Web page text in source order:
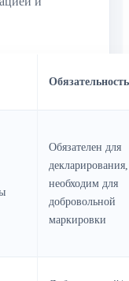
декларирования,
необходим для
добровольной
маркировки